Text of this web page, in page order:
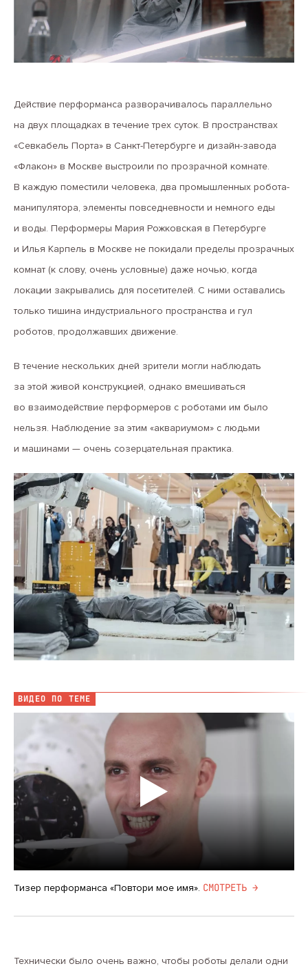
Действие перформанса разворачивалось параллельно
на двух площадках в течение трех суток. В пространствах
«Севкабель Порта» в Санкт-Петербурге и дизайн-завода
«Флакон» в Москве выстроили по прозрачной комнате.
В каждую поместили человека, два промышленных робота-
манипулятора, элементы повседневности и немного еды
и воды. Перформеры Мария Рожковская в Петербурге
и Илья Карпель в Москве не покидали пределы прозрачных
комнат (к слову, очень условные) даже ночью, когда
локации закрывались для посетителей. С ними оставались
только тишина индустриального пространства и гул
роботов, продолжавших движение.
В течение нескольких дней зрители могли наблюдать
за этой живой конструкцией, однако вмешиваться
во взаимодействие перформеров с роботами им было
нельзя. Наблюдение за этим «аквариумом» с людьми
и машинами — очень созерцательная практика.
ВИДЕО ПО ТЕМЕ
Тизер перформанса «Повтори мое имя». CМОТРЕТЬ →
Технически было очень важно, чтобы роботы делали одни